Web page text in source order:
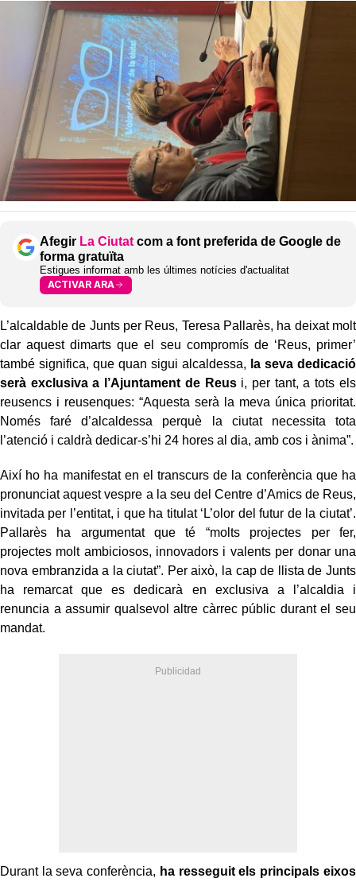
Afegir La Ciutat com a font preferida de Google de
forma gratuïta
Estigues informat amb les últimes notícies d'actualitat
ACTIVAR ARA
L’alcaldable de Junts per Reus, Teresa Pallarès, ha deixat molt
clar aquest dimarts que el seu compromís de ‘Reus, primer’
també significa, que quan sigui alcaldessa, la seva dedicació
serà exclusiva a l’Ajuntament de Reusi, per tant, a tots els
reusencs i reusenques: “Aquesta serà la meva única prioritat.
Només faré d’alcaldessa perquè la ciutat necessita tota
l’atenció i caldrà dedicar-s’hi 24 hores al dia, amb cos i ànima”.
Així ho ha manifestat en el transcurs de la conferència que ha
pronunciat aquest vespre a la seu del Centre d’Amics de Reus,
invitada per l’entitat, i que ha titulat ‘L’olor del futur de la ciutat’.
Pallarès ha argumentat que té “molts projectes per fer,
projectes molt ambiciosos, innovadors i valents per donar una
nova embranzida a la ciutat”. Per això, la cap de llista de Junts
ha remarcat que es dedicarà en exclusiva a l’alcaldia i
renuncia a assumir qualsevol altre càrrec públic durant el seu
mandat.
Durant la seva conferència, ha resseguit els principals eixos